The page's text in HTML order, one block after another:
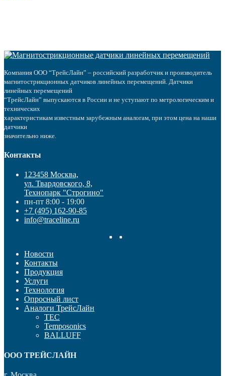
Компания ООО “ТрейсЛайн” – российский разработчик и производитель
магнитострикционных датчиков линейных перемещений. Датчики
линейных перемещений
“ТрейсЛайн” выпускаются в России и не уступают по метрологическим и
технических
характеристикам известным зарубежным аналогам, при этом цена на наши
датчики
значительно ниже.
Контакты
123458 Москва,
ул. Твардовского, 8,
Технопарк "Строгино"
пн-пт 8:00 - 19:00
+7 (495) 162-90-85
info@traceline.ru
Новости
Контакты
Продукция
Услуги
Технология
Опросный лист
Аналоги ТрейсЛайн
TEC
Temposonics
BALLUFF
OOO ТРЕЙСЛАЙН